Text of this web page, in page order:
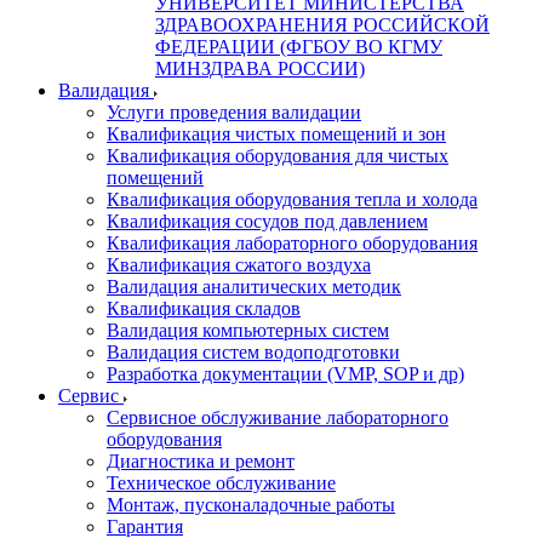
ЗДРАВООХРАНЕНИЯ РОССИЙСКОЙ
ФЕДЕРАЦИИ (ФГБОУ ВО КГМУ
МИНЗДРАВА РОССИИ)
Валидация
Услуги проведения валидации
Квалификация чистых помещений и зон
Квалификация оборудования для чистых
помещений
Квалификация оборудования тепла и холода
Квалификация сосудов под давлением
Квалификация лабораторного оборудования
Квалификация сжатого воздуха
Валидация аналитических методик
Квалификация складов
Валидация компьютерных систем
Валидация систем водоподготовки
Разработка документации (VMP, SOP и др)
Cервис
Сервисное обслуживание лабораторного
оборудования
Диагностика и ремонт
Техническое обслуживание
Монтаж, пусконаладочные работы
Гарантия